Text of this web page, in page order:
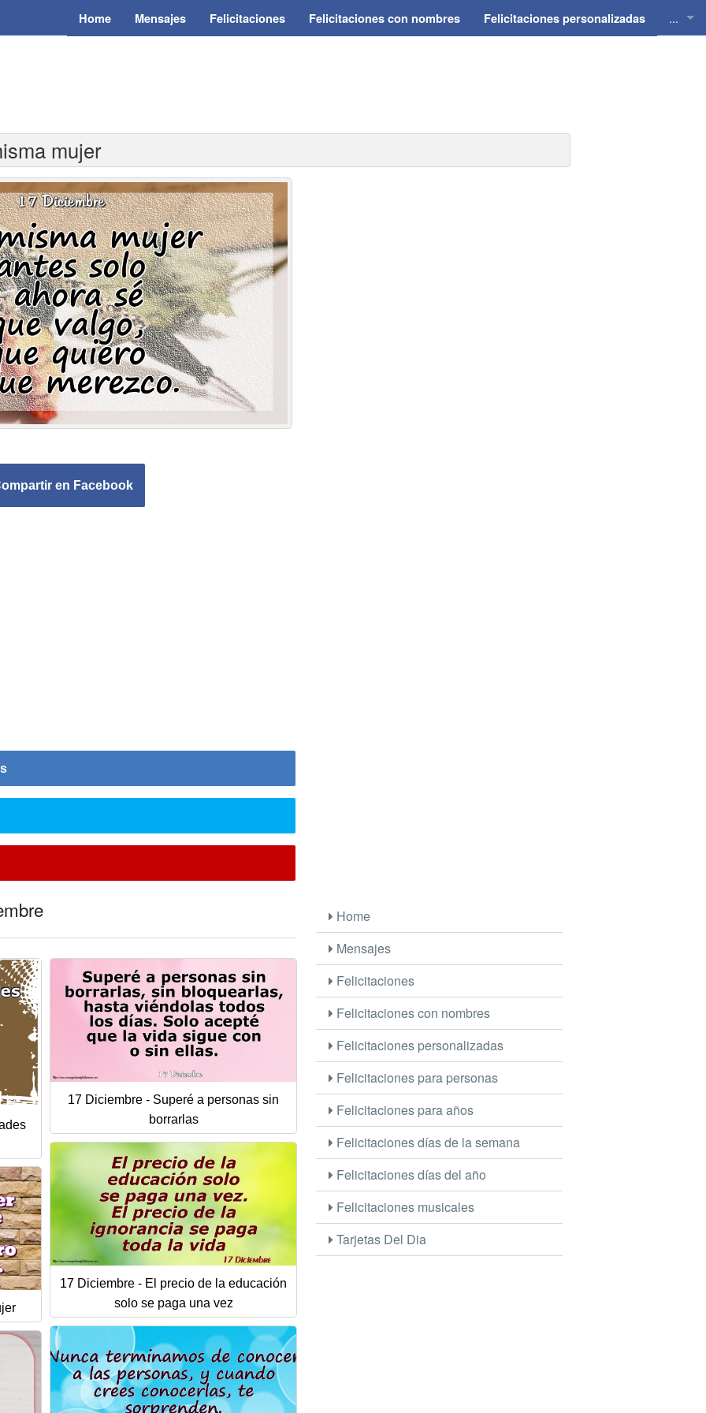
Home Mensajes Felicitaciones Felicitaciones con nombres Felicitaciones personalizadas ...
mujer
en Facebook
17 Diciembre - Superé a personas sin
borrarlas
17 Diciembre - El precio de la educación
solo se paga una vez
Home
Mensajes
Felicitaciones
Felicitaciones con nombres
Felicitaciones personalizadas
Felicitaciones para personas
Felicitaciones para años
Felicitaciones días de la semana
Felicitaciones días del año
Felicitaciones musicales
Tarjetas Del Dia